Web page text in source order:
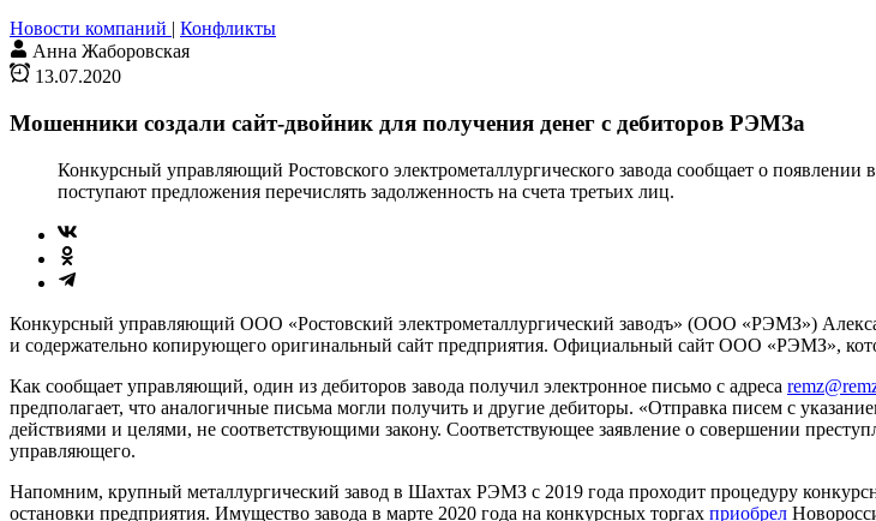
Новости компаний | Конфликты
Анна Жаборовская
13.07.2020
Мошенники создали сайт-двойник для получения денег с дебиторов РЭМЗа
Конкурсный управляющий Ростовского электрометаллургического завода сообщает о
поступают предложения перечислять задолженность на счета третьих лиц.
Конкурсный управляющий ООО «Ростовский электрометаллургический заводъ» (ООО «РЭМЗ»)
и содержательно копирующего оригинальный сайт предприятия. Официальный сайт ООО «РЭМЗ»,
Как сообщает управляющий, один из дебиторов завода получил электронное письмо с адреса
предполагает, что аналогичные письма могли получить и другие дебиторы. «Отправка писем с
действиями и целями, не соответствующими закону. Соответствующее заявление о совершении
управляющего.
Напомним, крупный металлургический завод в Шахтах РЭМЗ с 2019 года проходит процедуру
остановки предприятия. Имущество завода в марте 2020 года на конкурсных торгах приобрел